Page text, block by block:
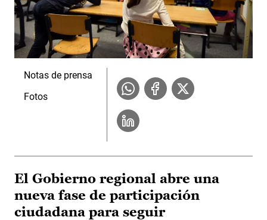
Notas de prensa
Fotos
El Gobierno regional abre una
nueva fase de participación
ciudadana para seguir